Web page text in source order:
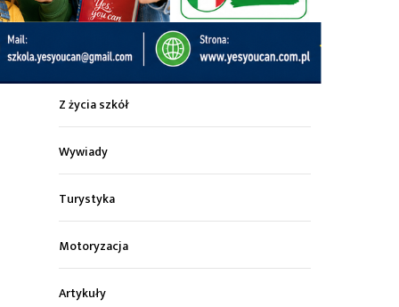
Kultura
Wiadomości z regionu
Z życia szkół
Wywiady
Turystyka
Motoryzacja
Artykuły